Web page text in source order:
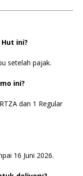
ini?
setelah pajak.
ini?
dan 1 Regular
16 Juni 2026.